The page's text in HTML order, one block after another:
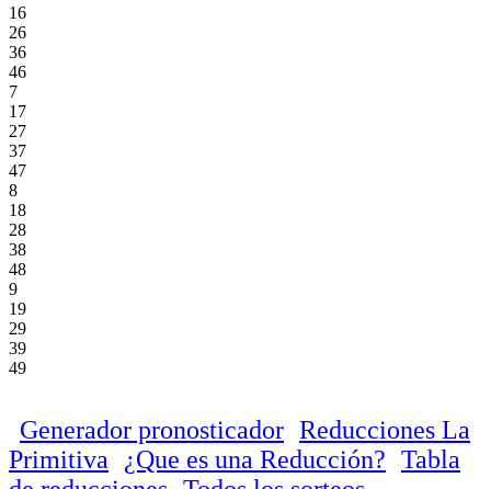
16
26
36
46
7
17
27
37
47
8
18
28
38
48
9
19
29
39
49
Generador pronosticador Reducciones La
Primitiva
¿Que es una Reducción? Tabla